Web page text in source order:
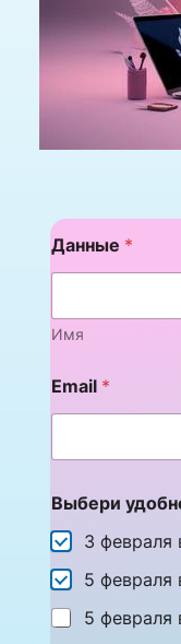
Данные *
Имя
о
м
е
т
а
р
и
и
Email *
Выбери
3 февраля
5 февраля
5 февраля